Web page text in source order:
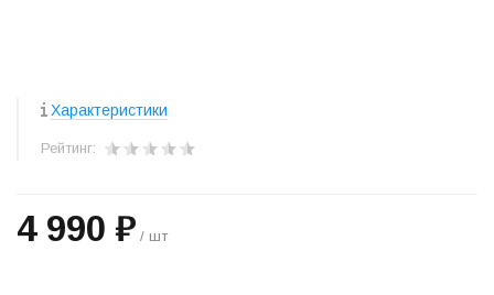
Характеристики
Рейтинг:
4 990 ₽ / шт